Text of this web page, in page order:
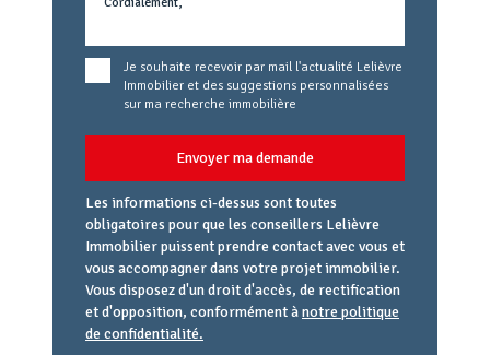
Je souhaite recevoir par mail l'actualité Lelièvre
Immobilier et des suggestions personnalisées
sur ma recherche immobilière
Envoyer ma demande
Les informations ci-dessus sont toutes
obligatoires pour que les conseillers Lelièvre
Immobilier puissent prendre contact avec vous et
vous accompagner dans votre projet immobilier.
Vous disposez d'un droit d'accès, de rectification
et d'opposition, conformément ànotre politique
de confidentialité.